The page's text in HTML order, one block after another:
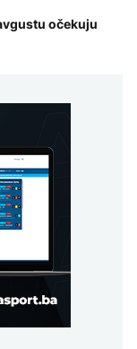
očekuju